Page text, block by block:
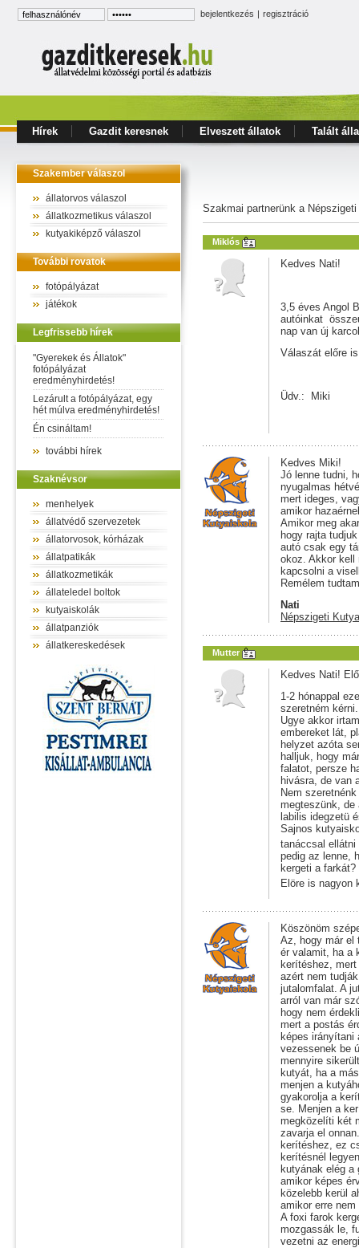
bejelentkezés | regisztráció
Hírek Gazdit keresnek Elveszett állatok Talált
Szakember válaszol
állatorvos válaszol
állatkozmetikus válaszol
kutyakiképző válaszol
További rovatok
fotópályázat
játékok
Legfrissebb hírek
"Gyerekek és Állatok"
fotópályázat
eredményhirdetés!
Lezárult a fotópályázat, egy
hét múlva eredményhirdetés!
Én csináltam!
további hírek
Szaknévsor
menhelyek
állatvédő szervezetek
állatorvosok, kórházak
állatpatikák
állatkozmetikák
állateledel boltok
kutyaiskolák
állatpanziók
állatkereskedések
Szakmai partnerünk a
Miklós
Kedves Nati!
3,5 éves Angol
autóinkat
nap van új
Válaszát előre
Üdv.: Miki
Kedves Miki!
Jó lenne tudni,
nyugalmas
mert ideges,
amikor
Amikor meg
hogy rajta
autó csak egy
okoz. Akkor kell
kapcsolni a
Remélem
Nati
Népszigeti
Mutter
Kedves Nati!
1-2 hónappal
szeretném
Ugye akkor
embereket lát,
helyzet azóta
halljuk, hogy
falatot, persze
hivásra, de van
Nem
megteszünk, de
labilis idegzetü
Sajnos
tanáccsal ellátni
pedig az lenne,
kergeti a
Elöre is nagyon
Köszönöm
Az, hogy már el
ér valamit, ha a
kerítéshez,
azért nem
jutalomfalat. A
arról van már
hogy nem
mert a postás
képes
vezessenek be
mennyire
kutyát, ha a
menjen a
gyakorolja a
se. Menjen a
megközelíti két
zavarja el
kerítéshez, ez
kerítésnél
kutyának elég a
amikor képes
közelebb kerül
amikor erre
A foxi farok
mozgassák le,
vezetni az